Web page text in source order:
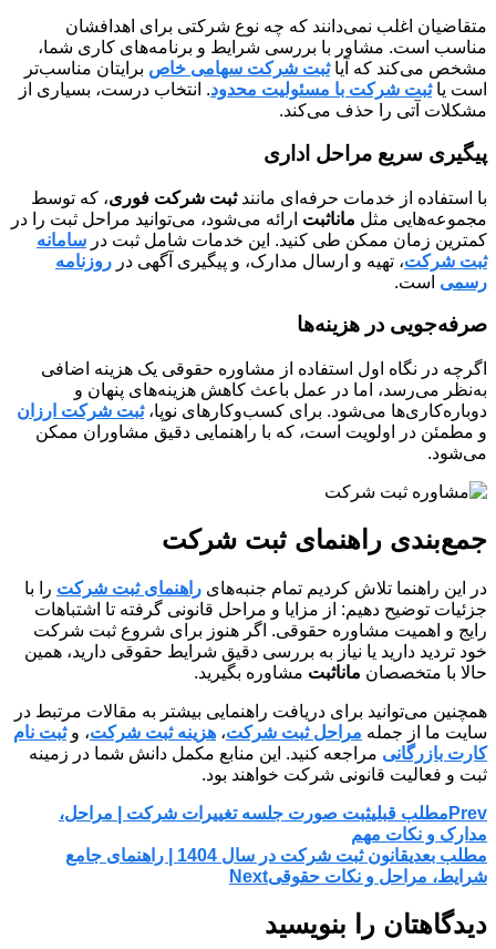
متقاضیان اغلب نمی‌دانند که چه نوع شرکتی برای اهدافشان
مناسب است. مشاور با بررسی شرایط و برنامه‌های کاری شما،
مشخص می‌کند که آیاثبت شرکت سهامی خاص برایتان مناسب‌تر
است یاثبت شرکت با مسئولیت محدود. انتخاب درست، بسیاری از
مشکلات آتی را حذف می‌کند.
پیگیری سریع مراحل اداری
با استفاده از خدمات حرفه‌ای مانندثبت شرکت فوری، که توسط
مجموعه‌هایی مثل ماناثبت ارائه می‌شود، می‌توانید مراحل ثبت را در
کمترین زمان ممکن طی کنید. این خدمات شامل ثبت در سامانه
ثبت شرکت، تهیه و ارسال مدارک، و پیگیری آگهی در روزنامه
رسمی است.
صرفه‌جویی در هزینه‌ها
اگرچه در نگاه اول استفاده از مشاوره حقوقی یک هزینه اضافی
به‌نظر می‌رسد، اما در عمل باعث کاهش هزینه‌های پنهان و
دوباره‌کاری‌ها می‌شود. برای کسب‌وکارهای نوپا،ثبت شرکت ارزان
و مطمئن در اولویت است، که با راهنمایی دقیق مشاوران ممکن
می‌شود.
جمع‌بندی راهنمای ثبت شرکت
در این راهنما تلاش کردیم تمام جنبه‌های راهنمای ثبت شرکت را با
جزئیات توضیح دهیم: از مزایا و مراحل قانونی گرفته تا اشتباهات
رایج و اهمیت مشاوره حقوقی. اگر هنوز برای شروع ثبت شرکت
خود تردید دارید یا نیاز به بررسی دقیق شرایط حقوقی دارید، همین
حالا با متخصصان ماناثبت مشاوره بگیرید.
همچنین می‌توانید برای دریافت راهنمایی بیشتر به مقالات مرتبط در
سایت ما از جمله مراحل ثبت شرکت، هزینه ثبت شرکت، وثبت نام
کارت بازرگانی مراجعه کنید. این منابع مکمل دانش شما در زمینه
ثبت و فعالیت قانونی شرکت خواهند بود.
Prev مطلب قبلیثبت صورت جلسه تغییرات شرکت | مراحل،
مدارک و نکات مهم
مطلب بعدی
قانون ثبت شرکت در سال 1404 | راهنمای جامع
شرایط، مراحل و نکات حقوقیNext
دیدگاهتان را بنویسید